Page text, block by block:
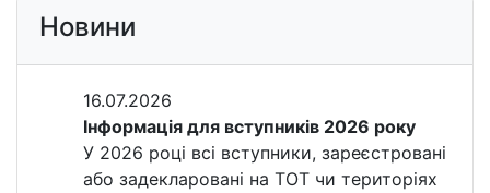
Новини
16.07.2026
Інформація для вступників 2026 року
У 2026 році всі вступники, зареєстровані
або задекларовані на ТОТ чи територіях